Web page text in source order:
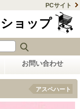
PCサイト
ョップ
お問い合わせ
アスペハート